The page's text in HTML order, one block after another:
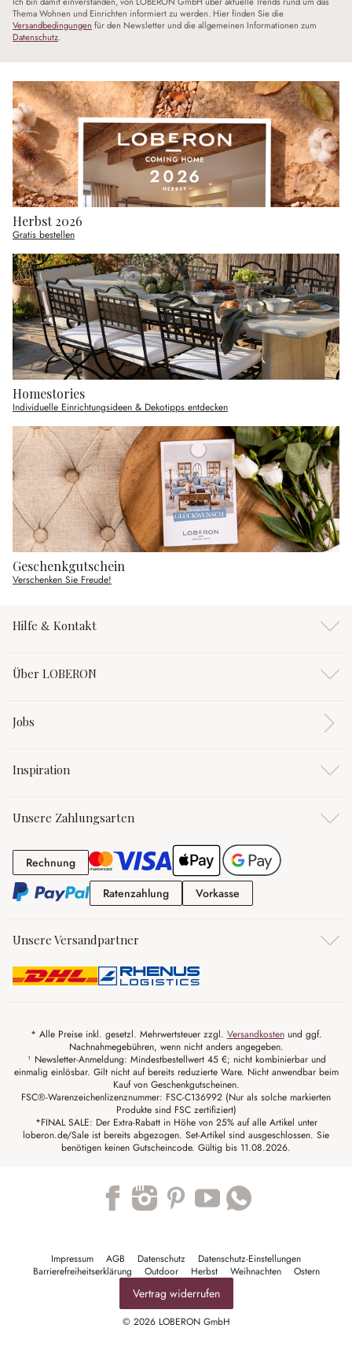
Thema Wohnen und Einrichten informiert zu werden. Hier finden Sie die
Versandbedingungen für den Newsletter und die allgemeinen Informationen zum
Datenschutz.
Herbst 2026
Gratis bestellen
Homestories
Individuelle Einrichtungsideen & Dekotipps entdecken
Geschenkgutschein
Verschenken Sie Freude!
Hilfe & Kontakt
Über LOBERON
Jobs
Inspiration
Unsere Zahlungsarten
RechnungRechnung
RatenzahlungRatenzahlung
Vorkasse
Unsere Versandpartner
* Alle Preise inkl. gesetzl. Mehrwertsteuer zzgl. Versandkostenund ggf.
Nachnahmegebühren, wenn nicht anders angegeben.
¹ Newsletter-Anmeldung: Mindestbestellwert 45 €; nicht kombinierbar und
einmalig einlösbar. Gilt nicht auf bereits reduzierte Ware. Nicht anwendbar beim
Kauf von Geschenkgutscheinen.
FSC®-Warenzeichenlizenznummer: FSC-C136992 (Nur als solche markierten
Produkte sind FSC zertifiziert)
*FINAL SALE: Der Extra-Rabatt in Höhe von 25% auf alle Artikel unter
loberon.de/Sale ist bereits abgezogen. Set-Artikel sind ausgeschlossen. Sie
benötigen keinen Gutscheincode. Gültig bis 11.08.2026.
Impressum AGB Datenschutz
Datenschutz-Einstellungen
Barrierefreiheitserklärung
Outdoor Herbst Weihnachten Ostern
Vertrag widerrufen
© 2026 LOBERON GmbH